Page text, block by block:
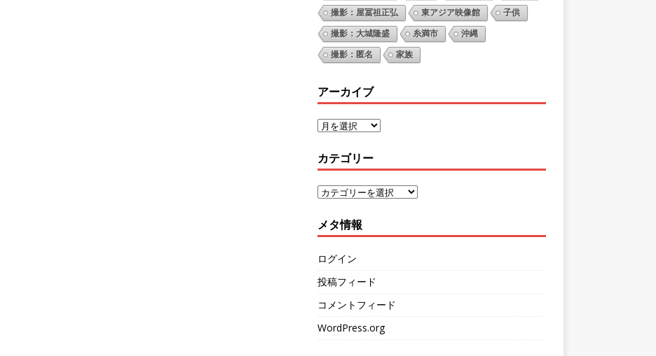
撮影：屋冨祖正弘 東アジア映像館 子供
撮影：大城隆盛 糸満市 沖縄
撮影：匿名 家族
アーカイブ
カテゴリー
メタ情報
ログイン
投稿フィード
コメントフィード
WordPress.org